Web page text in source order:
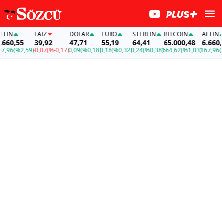
(%2,59)
FAİZ
39,92
-0,07(%-0,17)
DOLAR
47,71
0,09(%0,18)
EURO
55,19
0,18(%0,32)
STERLIN
64,41
0,24(%0,38)
BITCOIN
65.000,48
664,62(%1,03)
ALTIN
6.660,55
167,96